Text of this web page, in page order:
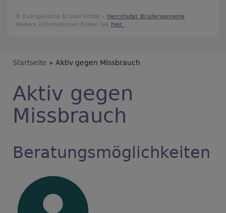
© Evangelische Brüder-Unität – Herrnhuter Brüdergemeine
Weitere Informationen finden Sie hier .
Breadcrumb
Startseite Aktiv gegen Missbrauch
Aktiv gegen
Missbrauch
Beratungsmöglichkeiten